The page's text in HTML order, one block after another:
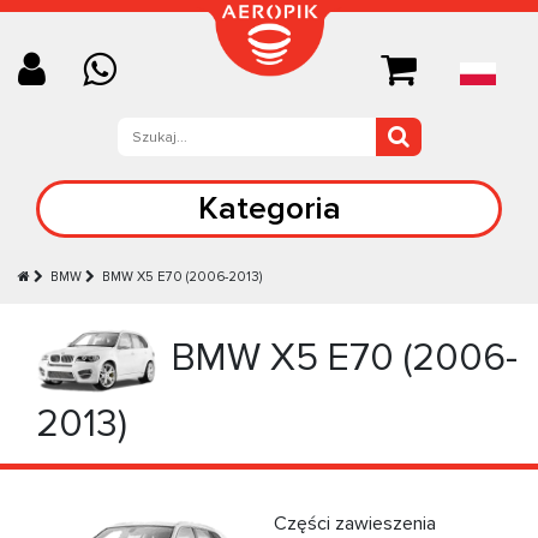
Kategoria
BMW BMW X5 Е70 (2006-2013)
BMW X5 Е70 (2006-
2013)
Części zawieszenia